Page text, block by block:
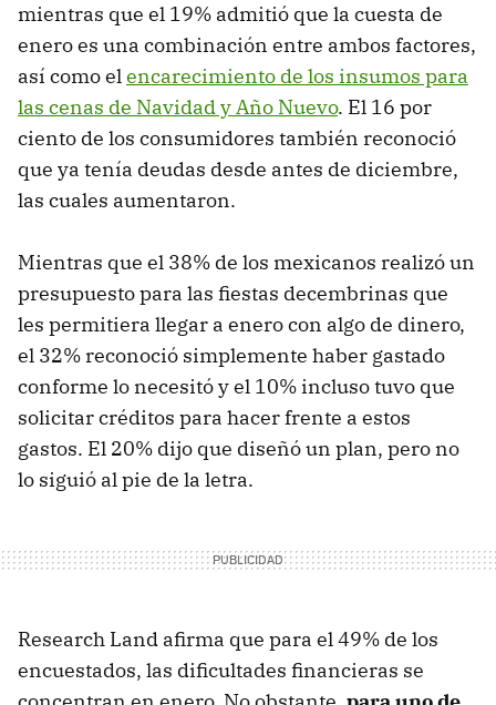
mientras que el 19% admitió que la cuesta de
enero es una combinación entre ambos factores,
así como elencarecimiento de los insumos para
las cenas de Navidad y Año Nuevo. El 16 por
ciento de los consumidores también reconoció
que ya tenía deudas desde antes de diciembre,
las cuales aumentaron.
Mientras que el 38% de los mexicanos realizó un
presupuesto para las fiestas decembrinas que
les permitiera llegar a enero con algo de dinero,
el 32% reconoció simplemente haber gastado
conforme lo necesitó y el 10% incluso tuvo que
solicitar créditos para hacer frente a estos
gastos. El 20% dijo que diseñó un plan, pero no
lo siguió al pie de la letra.
Research Land afirma que para el 49% de los
encuestados, las dificultades financieras se